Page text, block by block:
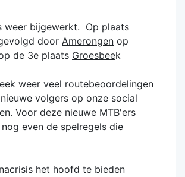
weer bijgewerkt. Op plaats
door Amerongen op
de 3e plaats Groesbeek
weer veel routebeoordelingen
volgers op onze social
Voor deze nieuwe MTB'ers
even de spelregels die
het hoofd te bieden